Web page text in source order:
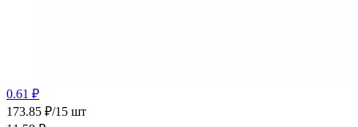
0.61 ₽
173.85 ₽/15 шт